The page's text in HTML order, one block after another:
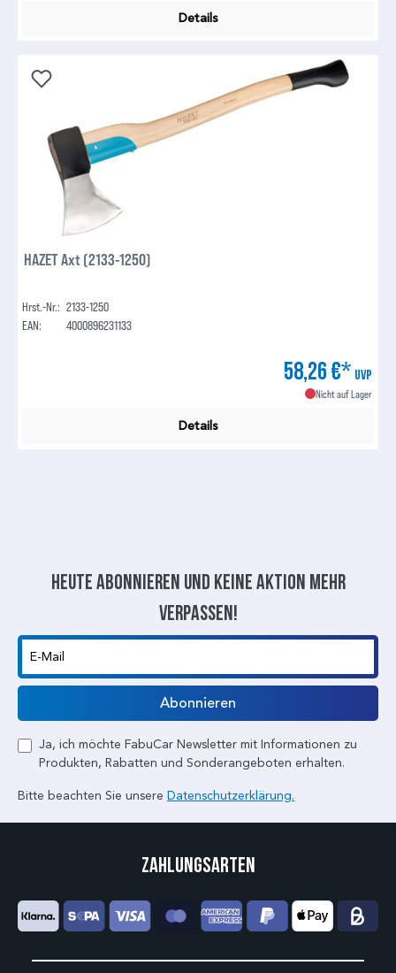
Details
HAZET Axt (2133-1250)
Hrst.-Nr.: 2133-1250
EAN:
4000896231133
58,26 €* UVP
Nicht auf Lager
Details
Heute abonnieren und keine aktion mehr
verpassen!
E-Mail
Abonnieren
Ja, ich möchte FabuCar Newsletter mit Informationen zu
Produkten, Rabatten und Sonderangeboten erhalten.
Bitte beachten Sie unsere Datenschutzerklärung.
Zahlungsarten